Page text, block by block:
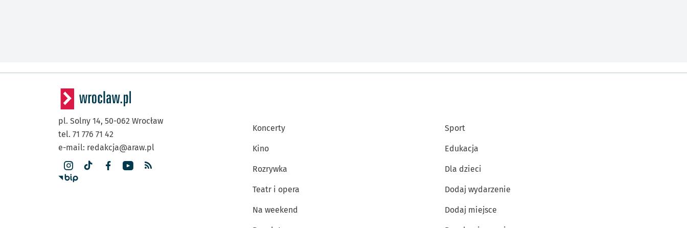
pl. Solny 14, 50-062 Wrocław
tel. 71 776 71 42
e-mail: redakcja@araw.pl
Koncerty
Kino
Rozrywka
Teatr i opera
Na weekend
Sport
Edukacja
Dla dzieci
Dodaj wydarzenie
Dodaj miejsce